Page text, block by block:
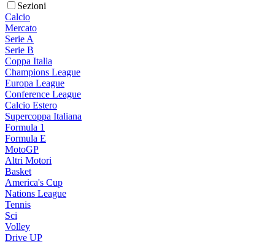
Sezioni
Calcio
Mercato
Serie A
Serie B
Coppa Italia
Champions League
Europa League
Conference League
Calcio Estero
Supercoppa Italiana
Formula 1
Formula E
MotoGP
Altri Motori
Basket
America's Cup
Nations League
Tennis
Sci
Volley
Drive UP